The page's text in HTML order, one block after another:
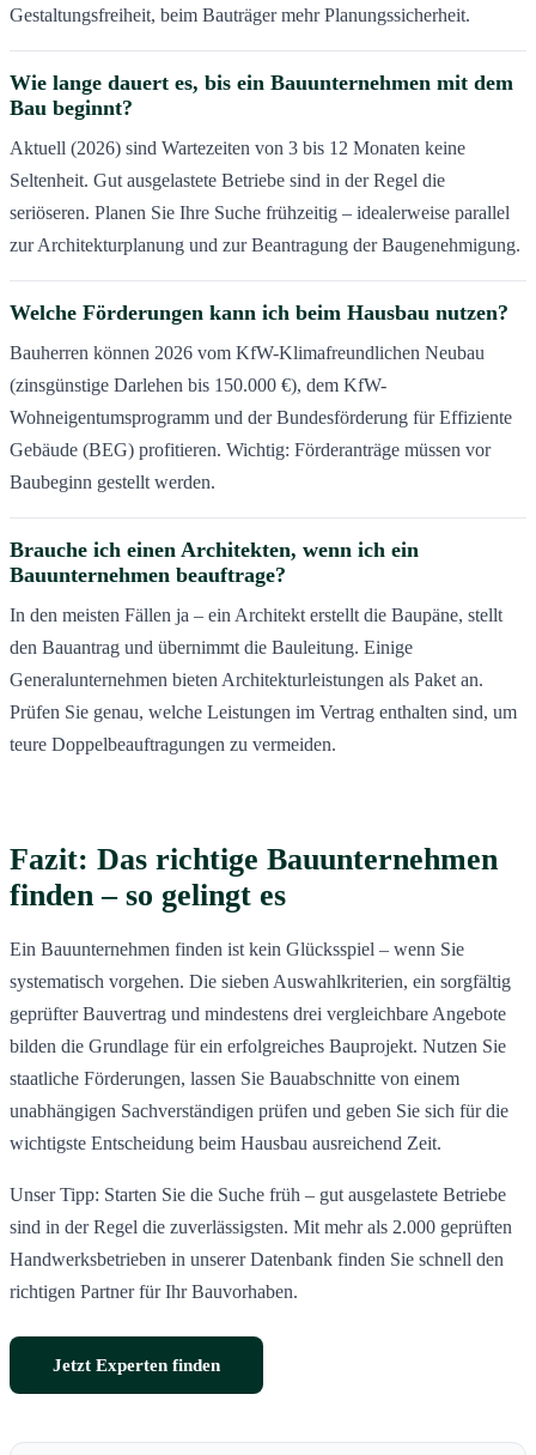
Gestaltungsfreiheit, beim Bauträger mehr Planungssicherheit.
Wie lange dauert es, bis ein Bauunternehmen mit dem
Bau beginnt?
Aktuell (2026) sind Wartezeiten von 3 bis 12 Monaten keine
Seltenheit. Gut ausgelastete Betriebe sind in der Regel die
seriöseren. Planen Sie Ihre Suche frühzeitig – idealerweise parallel
zur Architekturplanung und zur Beantragung der Baugenehmigung.
Welche Förderungen kann ich beim Hausbau nutzen?
Bauherren können 2026 vom KfW-Klimafreundlichen Neubau
(zinsgünstige Darlehen bis 150.000 €), dem KfW-
Wohneigentumsprogramm und der Bundesförderung für Effiziente
Gebäude (BEG) profitieren. Wichtig: Förderanträge müssen vor
Baubeginn gestellt werden.
Brauche ich einen Architekten, wenn ich ein
Bauunternehmen beauftrage?
In den meisten Fällen ja – ein Architekt erstellt die Baupäne, stellt
den Bauantrag und übernimmt die Bauleitung. Einige
Generalunternehmen bieten Architekturleistungen als Paket an.
Prüfen Sie genau, welche Leistungen im Vertrag enthalten sind, um
teure Doppelbeauftragungen zu vermeiden.
Fazit: Das richtige Bauunternehmen
finden – so gelingt es
Ein Bauunternehmen finden ist kein Glücksspiel – wenn Sie
systematisch vorgehen. Die sieben Auswahlkriterien, ein sorgfältig
geprüfter Bauvertrag und mindestens drei vergleichbare Angebote
bilden die Grundlage für ein erfolgreiches Bauprojekt. Nutzen Sie
staatliche Förderungen, lassen Sie Bauabschnitte von einem
unabhängigen Sachverständigen prüfen und geben Sie sich für die
wichtigste Entscheidung beim Hausbau ausreichend Zeit.
Unser Tipp: Starten Sie die Suche früh – gut ausgelastete Betriebe
sind in der Regel die zuverlässigsten. Mit mehr als 2.000 geprüften
Handwerksbetrieben in unserer Datenbank finden Sie schnell den
richtigen Partner für Ihr Bauvorhaben.
Jetzt Experten finden